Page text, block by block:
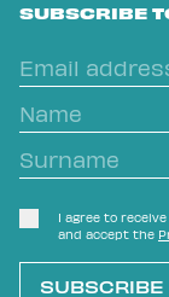
SUBSCRIBE
I agree to
and accept the